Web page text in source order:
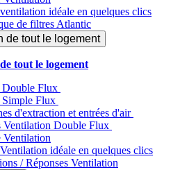
idéale en quelques clics
de filtres Atlantic
de tout le logement
tout le logement
Flux
Flux
d'extraction et entrées d'air
Ventilation Double Flux
Ventilation
idéale en quelques clics
/ Réponses Ventilation